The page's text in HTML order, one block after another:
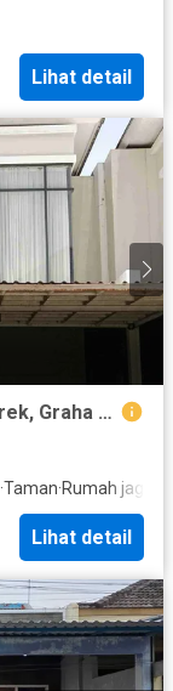
Lihat detail
Dijual rumah siap huni di Taman Anggrek, Graha Padma Semarang Barat
·Taman·Rumah jaga
Lihat detail